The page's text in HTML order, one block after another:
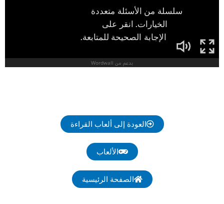
العودة إلى ألعاب القراءة
الألعاب
الصفحة الرئيسية